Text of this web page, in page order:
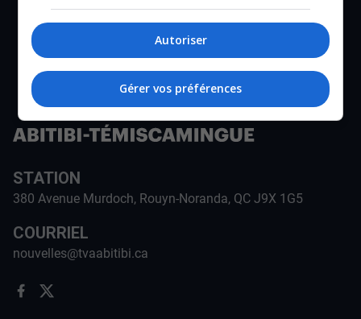
STATION
380 Avenue Murdoch, Rouyn-Noranda, QC J9X 1G5
COURRIEL
nouvelles@tvaabitibi.ca
Autoriser
Gérer vos préférences